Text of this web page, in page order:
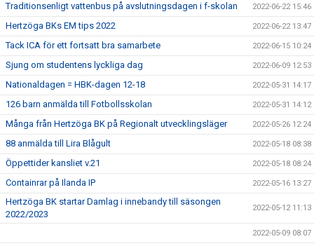
Traditionsenligt vattenbus på avslutningsdagen i f-skolan 2022-06-22 15:46
Hertzöga BKs EM tips 2022 2022-06-22 13:47
Tack ICA för ett fortsatt bra samarbete 2022-06-15 10:24
Sjung om studentens lyckliga dag 2022-06-09 12:53
Nationaldagen = HBK-dagen 12-18 2022-05-31 14:17
126 barn anmälda till Fotbollsskolan 2022-05-31 14:12
Många från Hertzöga BK på Regionalt utvecklingsläger 2022-05-26 12:24
88 anmälda till Lira Blågult 2022-05-18 08:38
Öppettider kansliet v.21 2022-05-18 08:24
Containrar på Ilanda IP 2022-05-16 13:27
Hertzöga BK startar Damlag i innebandy till säsongen
2022/2023
2022-05-12 11:13
2022-05-09 08:07